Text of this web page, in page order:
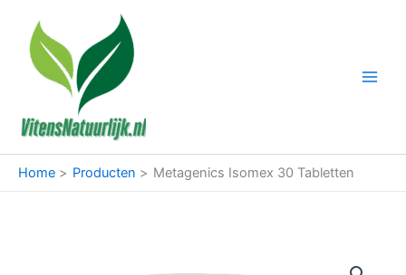
inhoud
Home Producten Metagenics Isomex 30 Tabletten